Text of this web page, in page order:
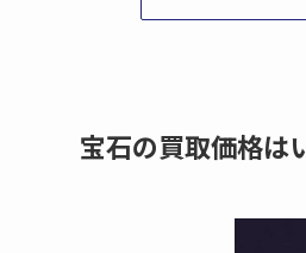
宝石の買取価格は